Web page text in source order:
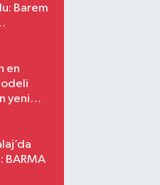
Barem
en
yeni
BARMA